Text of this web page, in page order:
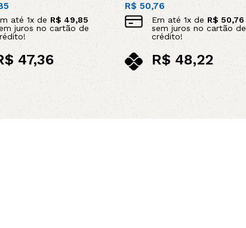
até1x deR$ 49,85
juros no cartão de
47,36
pix
ao carrinho
R$50,76
Em até 1x de R$50,76
sem juros no cartão de
crédito!
R$48,22
no pix
Adicionar ao carrinho